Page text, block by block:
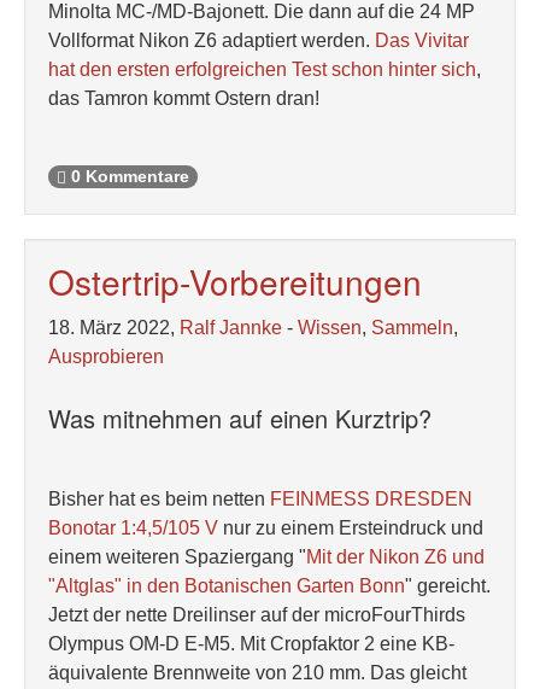
Minolta MC-/MD-Bajonett. Die dann auf die 24 MP
Vollformat Nikon Z6 adaptiert werden. Das Vivitar
hat den ersten erfolgreichen Test schon hinter sich,
das Tamron kommt Ostern dran!
0 Kommentare
Ostertrip-Vorbereitungen
18. März 2022, Ralf Jannke - Wissen, Sammeln,
Ausprobieren
Was mitnehmen auf einen Kurztrip?
Bisher hat es beim netten FEINMESS DRESDEN
Bonotar 1:4,5/105 V nur zu einem Ersteindruck und
einem weiteren Spaziergang "Mit der Nikon Z6 und
"Altglas" in den Botanischen Garten Bonn" gereicht.
Jetzt der nette Dreilinser auf der microFourThirds
Olympus OM-D E-M5. Mit Cropfaktor 2 eine KB-
äquivalente Brennweite von 210 mm. Das gleicht